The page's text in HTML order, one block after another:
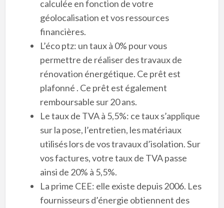
calculée en fonction de votre
géolocalisation et vos ressources
financières.
L’éco ptz: un taux à 0% pour vous
permettre de réaliser des travaux de
rénovation énergétique. Ce prêt est
plafonné . Ce prêt est également
remboursable sur 20 ans.
Le taux de TVA à 5,5%: ce taux s’applique
sur la pose, l’entretien, les matériaux
utilisés lors de vos travaux d’isolation. Sur
vos factures, votre taux de TVA passe
ainsi de 20% à 5,5%.
La prime CEE: elle existe depuis 2006. Les
fournisseurs d’énergie obtiennent des